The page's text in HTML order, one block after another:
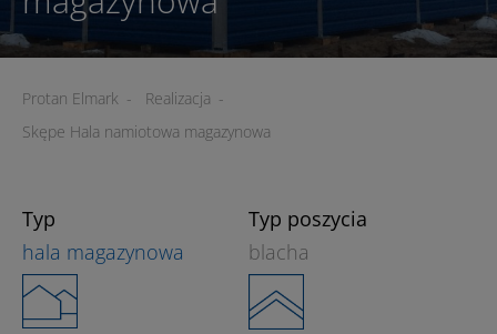
Protan Elmark - Realizacja -
Skępe Hala namiotowa magazynowa
Typ
hala magazynowa
Typ poszycia
blacha